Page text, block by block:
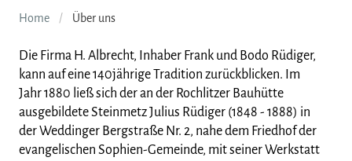
Home Über uns
Die Firma H. Albrecht, Inhaber Frank und Bodo Rüdiger,
kann auf eine 140jährige Tradition zurückblicken. Im
Jahr 1880 ließ sich der an der Rochlitzer Bauhütte
ausgebildete Steinmetz Julius Rüdiger (1848 - 1888) in
der Weddinger Bergstraße Nr. 2, nahe dem Friedhof der
evangelischen Sophien-Gemeinde, mit seiner Werkstatt